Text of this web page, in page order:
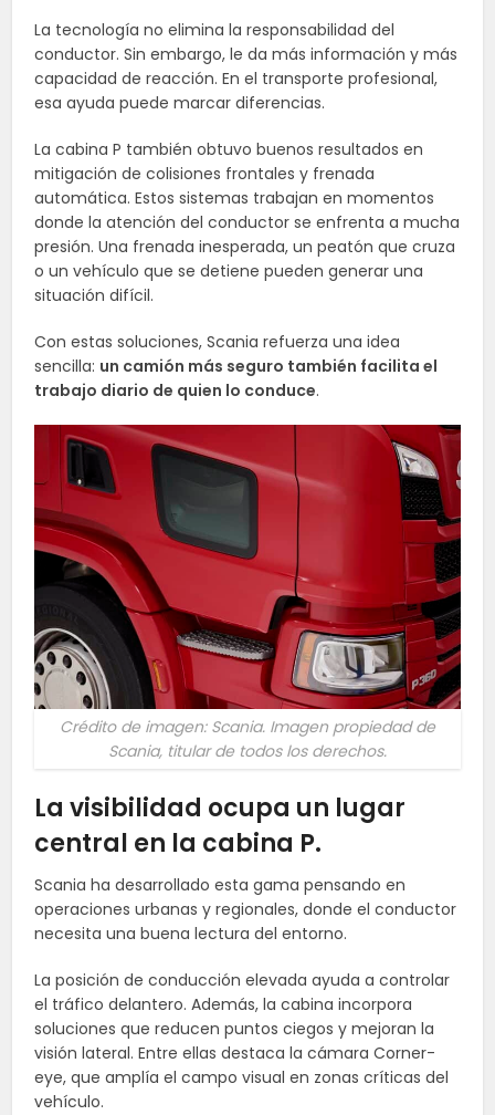
La tecnología no elimina la responsabilidad del
conductor. Sin embargo, le da más información y más
capacidad de reacción. En el transporte profesional,
esa ayuda puede marcar diferencias.
La cabina P también obtuvo buenos resultados en
mitigación de colisiones frontales y frenada
automática. Estos sistemas trabajan en momentos
donde la atención del conductor se enfrenta a mucha
presión. Una frenada inesperada, un peatón que cruza
o un vehículo que se detiene pueden generar una
situación difícil.
Con estas soluciones, Scania refuerza una idea
sencilla: un camión más seguro también facilita el
trabajo diario de quien lo conduce.
Crédito de imagen: Scania. Imagen propiedad de
Scania, titular de todos los derechos.
La visibilidad ocupa un lugar
central en la cabina P.
Scania ha desarrollado esta gama pensando en
operaciones urbanas y regionales, donde el conductor
necesita una buena lectura del entorno.
La posición de conducción elevada ayuda a controlar
el tráfico delantero. Además, la cabina incorpora
soluciones que reducen puntos ciegos y mejoran la
visión lateral. Entre ellas destaca la cámara Corner-
eye, que amplía el campo visual en zonas críticas del
vehículo.